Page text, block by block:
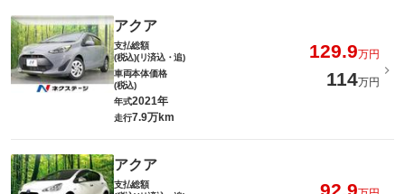
アクア
支払総額
(税込)(リ済込・追)
129.9万円
車両本体価格
(税込)
114万円
年式2021年
走行7.9万km
アクア
支払総額